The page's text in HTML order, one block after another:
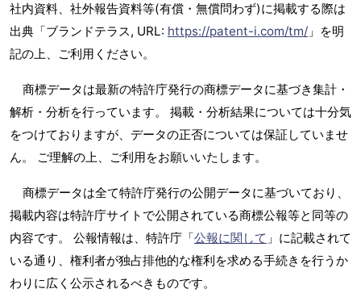
社内資料、社外報告資料等(有償・無償問わず)に掲載する際は
出典「ブランドテラス, URL: https://patent-i.com/tm/ 」を明
記の上、ご利用ください。
商標データは最新の特許庁発行の商標データに基づき集計・
解析・分析を行っています。 掲載・分析結果については十分気
をつけておりますが、データの正否については保証していませ
ん。 ご理解の上、ご利用をお願いいたします。
商標データは全て特許庁発行の公開データに基づいており、
掲載内容は特許庁サイトで公開されている商標公報等と同等の
内容です。 公報情報は、特許庁「公報に関して 」に記載されて
いる通り、権利者が独占排他的な権利を求める手続きを行うか
わりに広く公示されるべきものです。